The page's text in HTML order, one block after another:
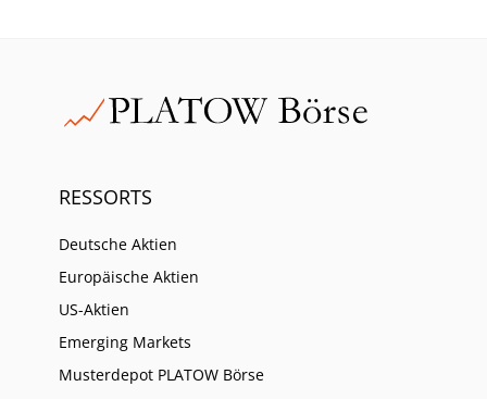
RESSORTS
Deutsche Aktien
Europäische Aktien
US-Aktien
Emerging Markets
Musterdepot PLATOW Börse